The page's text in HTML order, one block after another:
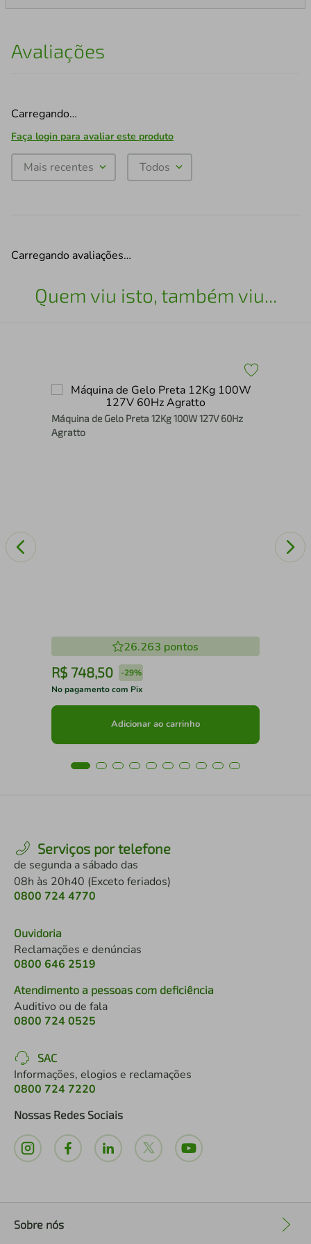
Avaliações
Carregando…
Faça login para avaliar este produto
Mais recentes Todos
Carregando avaliações…
Quem viu isto, também viu...
Máquina de Gelo Preta 12Kg 100W 127V 60Hz
Agratto
26.263 pontos
R$ 748,50 -29%
No pagamento com Pix
Adicionar ao carrinho
Serviços por telefone
de segunda a sábado das
08h às 20h40 (Exceto feriados)
0800 724 4770
Ouvidoria
Reclamações e denúncias
0800 646 2519
Atendimento a pessoas com deficiência
Auditivo ou de fala
0800 724 0525
SAC
Informações, elogios e reclamações
0800 724 7220
Nossas Redes Sociais
Sobre nós